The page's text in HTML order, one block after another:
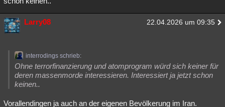
Larry08 22.04.2026 um 09:35
interrodings schrieb:
Ohne terrorfinanzierung und atomprogram würd sich keiner für
deren massenmorde interessieren. Interessiert ja jetzt schon
keinen..
Vorallendingen ja auch an der eigenen Bevölkerung im Iran.